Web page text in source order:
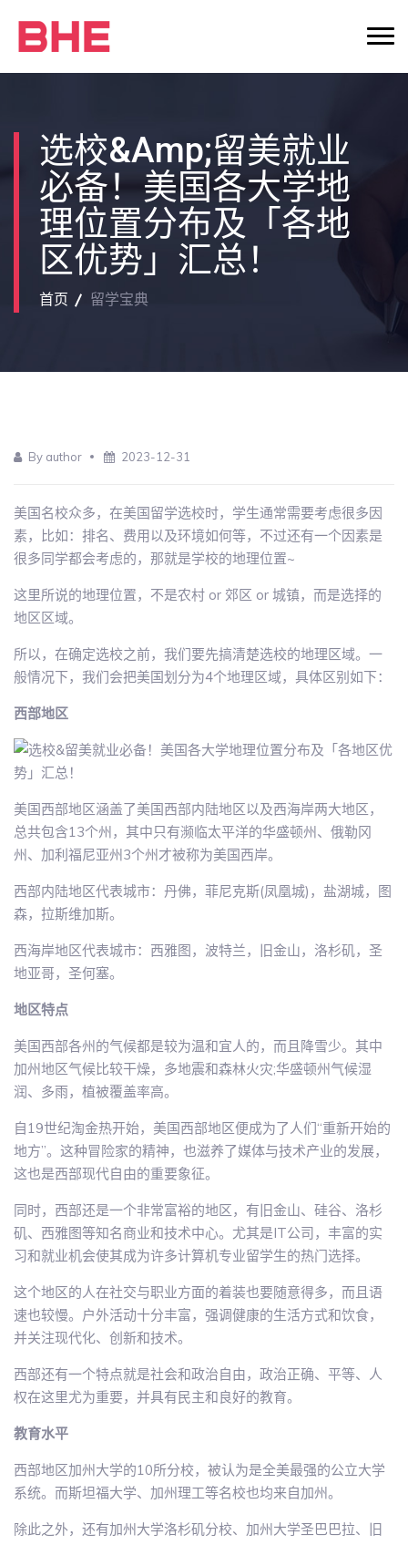
选校&amp;留美就业
必备！美国各大学地
理位置分布及「各地
区优势」汇总！
首页 留学宝典
By author 2023-12-31
美国名校众多，在美国留学选校时，学生通常需要考虑很多因
素，比如：排名、费用以及环境如何等，不过还有一个因素是
很多同学都会考虑的，那就是学校的地理位置~
这里所说的地理位置，不是农村 or 郊区 or 城镇，而是选择的
地区区域。
所以，在确定选校之前，我们要先搞清楚选校的地理区域。一
般情况下，我们会把美国划分为4个地理区域，具体区别如下：
西部地区
美国西部地区涵盖了美国西部内陆地区以及西海岸两大地区，
总共包含13个州，其中只有濒临太平洋的华盛顿州、俄勒冈
州、加利福尼亚州3个州才被称为美国西岸。
西部内陆地区代表城市：丹佛，菲尼克斯(凤凰城)，盐湖城，图
森，拉斯维加斯。
西海岸地区代表城市：西雅图，波特兰，旧金山，洛杉矶，圣
地亚哥，圣何塞。
地区特点
美国西部各州的气候都是较为温和宜人的，而且降雪少。其中
加州地区气候比较干燥，多地震和森林火灾;华盛顿州气候湿
润、多雨，植被覆盖率高。
自19世纪淘金热开始，美国西部地区便成为了人们“重新开始的
地方”。这种冒险家的精神，也滋养了媒体与技术产业的发展，
这也是西部现代自由的重要象征。
同时，西部还是一个非常富裕的地区，有旧金山、硅谷、洛杉
矶、西雅图等知名商业和技术中心。尤其是IT公司，丰富的实
习和就业机会使其成为许多计算机专业留学生的热门选择。
这个地区的人在社交与职业方面的着装也要随意得多，而且语
速也较慢。户外活动十分丰富，强调健康的生活方式和饮食，
并关注现代化、创新和技术。
西部还有一个特点就是社会和政治自由，政治正确、平等、人
权在这里尤为重要，并具有民主和良好的教育。
教育水平
西部地区加州大学的10所分校，被认为是全美最强的公立大学
系统。而斯坦福大学、加州理工等名校也均来自加州。
除此之外，还有加州大学洛杉矶分校、加州大学圣巴巴拉、旧